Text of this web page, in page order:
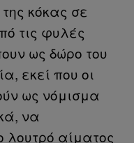
κόκας σε
τις φυλές
ως δώρο του
εκεί που οι
ως νόμισμα
να
λουτρό αίματος